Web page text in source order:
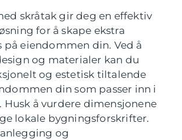
skråtak gir deg en effektiv
for å skape ekstra
på eiendommen din. Ved å
og materialer kan du
og estetisk tiltalende
din som passer inn i
Husk å vurdere dimensjonene
lokale bygningsforskrifter.
og